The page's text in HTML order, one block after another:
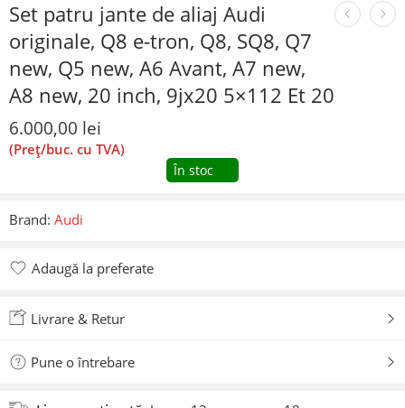
Set patru jante de aliaj Audi
originale, Q8 e-tron, Q8, SQ8, Q7
new, Q5 new, A6 Avant, A7 new,
A8 new, 20 inch, 9jx20 5×112 Et 20
6.000,00 lei
(Preț/buc. cu TVA)
În stoc
Brand: Audi
Adaugă la preferate
Livrare & Retur
Pune o întrebare